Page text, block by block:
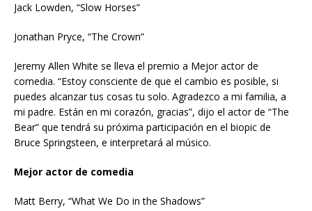
Jack Lowden, “Slow Horses”
Jonathan Pryce, “The Crown”
Jeremy Allen White se lleva el premio a Mejor actor de
comedia. “Estoy consciente de que el cambio es posible, si
puedes alcanzar tus cosas tu solo. Agradezco a mi familia, a
mi padre. Están en mi corazón, gracias”, dijo el actor de “The
Bear” que tendrá su próxima participación en el biopic de
Bruce Springsteen, e interpretará al músico.
Mejor actor de comedia
Matt Berry, “What We Do in the Shadows”